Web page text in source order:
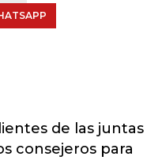
de las juntas
consejeros para